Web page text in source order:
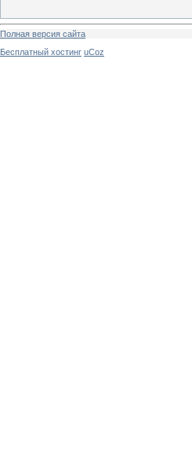
Полная версия сайта
Бесплатный хостинг uCoz